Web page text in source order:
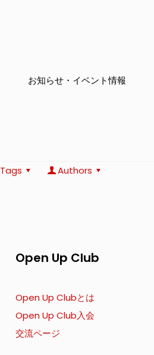
お知らせ・イベント情報
Tags Authors
Open Up Club
Open Up Clubとは
Open Up Club入会
交流ページ